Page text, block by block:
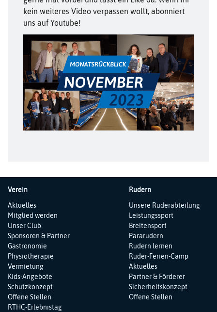
kein weiteres Video verpassen wollt, abonniert
uns auf Youtube!
Verein
Navigation
überspringen
Aktuelles
Mitglied werden
Unser Club
Sponsoren & Partner
Gastronomie
Physiotherapie
Vermietung
Kids-Angebote
Schutzkonzept
Offene Stellen
RTHC-Erlebnistag
Rudern
Navigation
überspringen
Unsere Ruderabteilung
Leistungssport
Breitensport
Pararudern
Rudern lernen
Ruder-Ferien-Camp
Aktuelles
Partner & Förderer
Sicherheitskonzept
Offene Stellen